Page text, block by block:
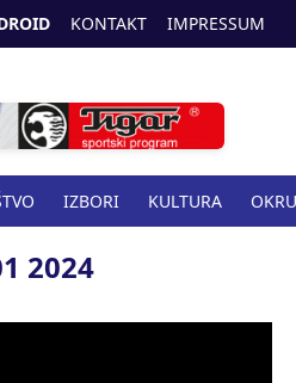
KONTAKT IMPRESSUM
IZBORI KULTURA
ZDRAVSTVO
2024